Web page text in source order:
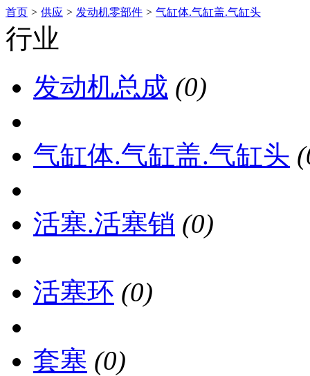
首页 > 供应 > 发动机零部件 > 气缸体.气缸盖.气缸头
行业
发动机总成 (0)
气缸体.气缸盖.气缸头
活塞.活塞销 (0)
活塞环 (0)
套塞 (0)